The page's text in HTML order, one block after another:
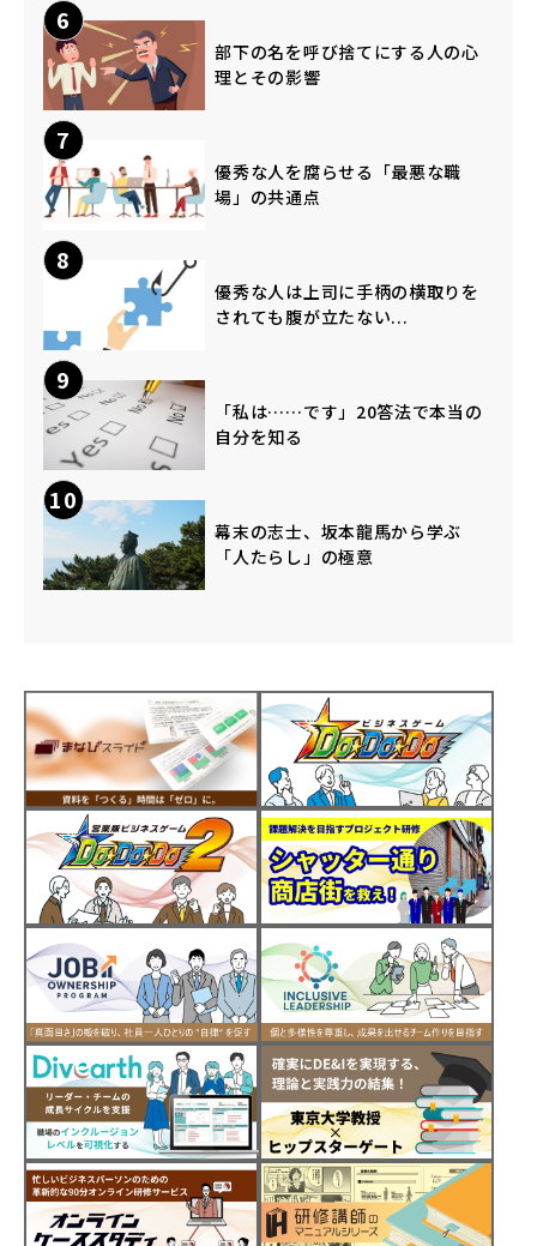
6
部下の名を呼び捨てにする人の心
理とその影響
7
優秀な人を腐らせる「最悪な職
場」の共通点
8
優秀な人は上司に手柄の横取りを
されても腹が立たない...
9
「私は……です」20答法で本当の
自分を知る
10
幕末の志士、坂本龍馬から学ぶ
「人たらし」の極意